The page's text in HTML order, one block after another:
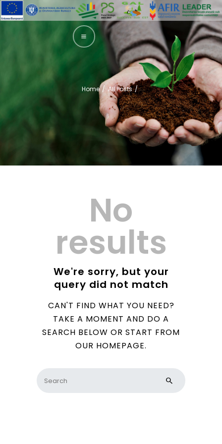
Home All Posts
GAL SUCEAVA SUD EST
Grupul de Actiune Locala Suceava Sud Est
ACASA
PREZENTARE
LEADER
INTERVENȚII
GHIDURI
FINANȚARE
CONTACTNo
results
We're sorry, but your
query did not match
CAN'T FIND WHAT YOU NEED?
TAKE A MOMENT AND DO A
SEARCH BELOW OR START FROM
OUR HOMEPAGE.